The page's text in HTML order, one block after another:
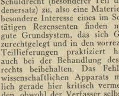
denersatz) zu, also eine
besondere Interesse eines im
tätigen Rezensenten finden
gute Grundsystem, das sich
zurechtgelegt und in den
Teillieferungen praktiziert
auch bei der Behandlung des
rechts beibehalten. Das
wissenschaftlichen Apparats
lich gerade hier kritisch
den, obwohl der Verfasser